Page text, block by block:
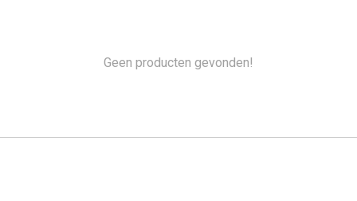
Geen producten gevonden!